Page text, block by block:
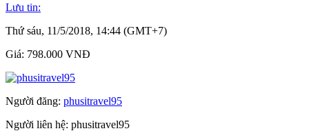
Lưu tin:
Thứ sáu, 11/5/2018, 14:44 (GMT+7)
Giá: 798.000 VNĐ
Người đăng: phusitravel95
Người liên hệ: phusitravel95